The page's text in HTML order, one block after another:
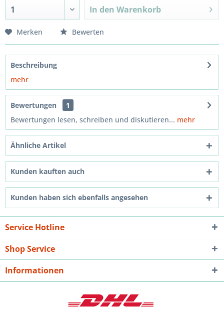
In den Warenkorb
Merken Bewerten
Beschreibung
mehr
Bewertungen
1
Bewertungen lesen, schreiben und diskutieren... mehr
Ähnliche Artikel
Kunden kauften auch
Kunden haben sich ebenfalls angesehen
Service Hotline
Shop Service
Informationen